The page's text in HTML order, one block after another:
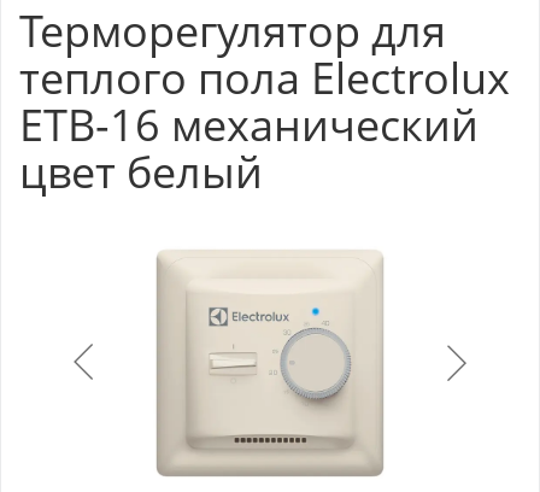
Терморегулятор для
теплого пола Electrolux
ETB-16 механический
цвет белый